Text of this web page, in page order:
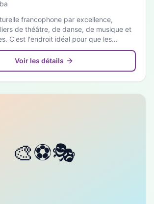
francophone par excellence,
de théâtre, de danse, de musique et
C'est l'endroit idéal pour que les
leur créativité en français.
Voir les détails